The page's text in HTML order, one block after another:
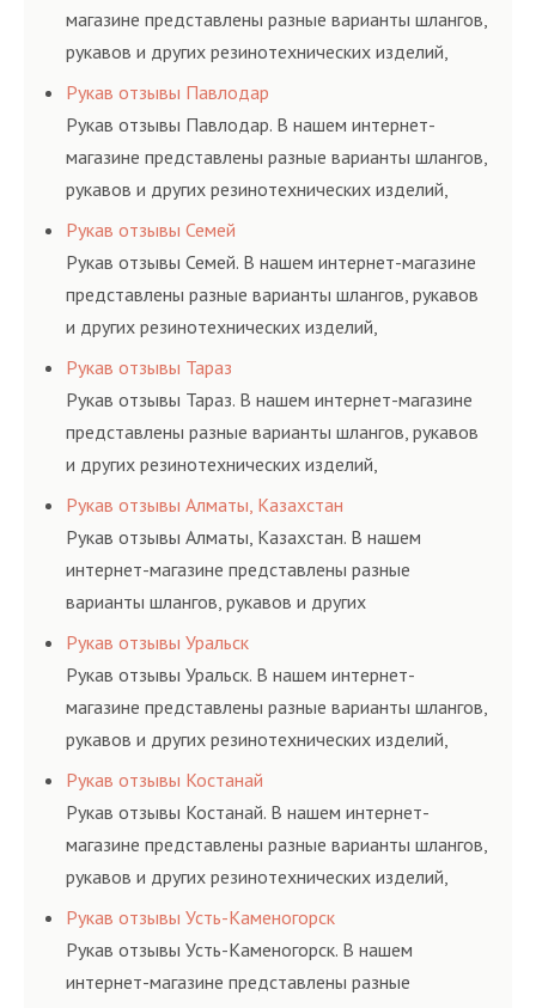
магазине представлены разные варианты шлангов,
рукавов и других резинотехнических изделий,
соответствующих ГОСТам, техническим условиям
и нормативам.
Рукав отзывы Павлодар
Рукав отзывы Павлодар. В нашем интернет-
магазине представлены разные варианты шлангов,
рукавов и других резинотехнических изделий,
соответствующих ГОСТам, техническим условиям
и нормативам.
Рукав отзывы Семей
Рукав отзывы Семей. В нашем интернет-магазине
представлены разные варианты шлангов, рукавов
и других резинотехнических изделий,
соответствующих ГОСТам, техническим условиям
и нормативам.
Рукав отзывы Тараз
Рукав отзывы Тараз. В нашем интернет-магазине
представлены разные варианты шлангов, рукавов
и других резинотехнических изделий,
соответствующих ГОСТам, техническим условиям
и нормативам.
Рукав отзывы Алматы, Казахстан
Рукав отзывы Алматы, Казахстан. В нашем
интернет-магазине представлены разные
варианты шлангов, рукавов и других
резинотехнических изделий, соответствующих
ГОСТам, техническим условиям и нормативам.
Рукав отзывы Уральск
Рукав отзывы Уральск. В нашем интернет-
магазине представлены разные варианты шлангов,
рукавов и других резинотехнических изделий,
соответствующих ГОСТам, техническим условиям
и нормативам.
Рукав отзывы Костанай
Рукав отзывы Костанай. В нашем интернет-
магазине представлены разные варианты шлангов,
рукавов и других резинотехнических изделий,
соответствующих ГОСТам, техническим условиям
и нормативам.
Рукав отзывы Усть-Каменогорск
Рукав отзывы Усть-Каменогорск. В нашем
интернет-магазине представлены разные